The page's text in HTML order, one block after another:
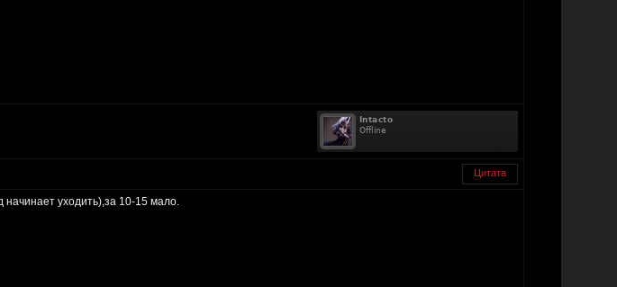
Цитата
уходить),за 10-15 мало.